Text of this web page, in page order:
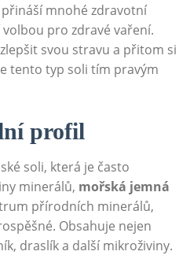
mnohé zdravotní
pro zdravé vaření.
svou stravu a přitom si
tento typ soli tím pravým
profil
soli, která je často
minerálů, mořská jemná
přírodních minerálů,
Obsahuje nejen
draslík a další mikroživiny.